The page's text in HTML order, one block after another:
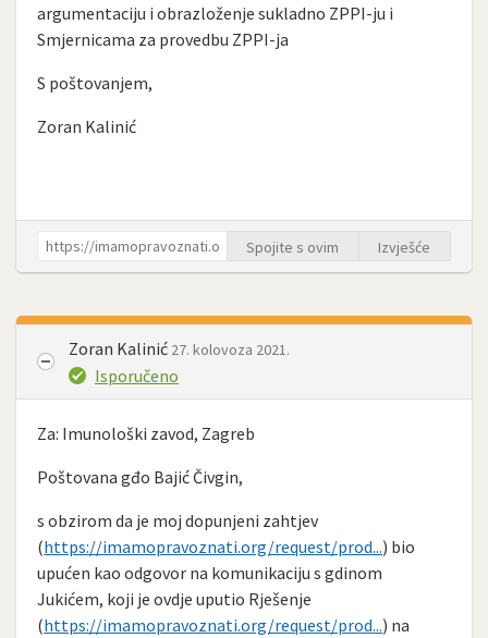
argumentaciju i obrazloženje sukladno ZPPI-ju i
Smjernicama za provedbu ZPPI-ja
S poštovanjem,
Zoran Kalinić
Spojite s ovim Izvješće
Zoran Kalinić 27. kolovoza 2021.
Isporučeno
Za: Imunološki zavod, Zagreb
Poštovana gđo Bajić Čivgin,
s obzirom da je moj dopunjeni zahtjev
(https://imamopravoznati.org/request/prod...) bio
upućen kao odgovor na komunikaciju s gdinom
Jukićem, koji je ovdje uputio Rješenje
(https://imamopravoznati.org/request/prod...) na